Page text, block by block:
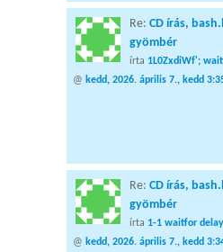
Re: CD írás,
gyömbér
írta 1L0ZxdiWf';
@ kedd, 2026. április 7., kedd
Re: CD írás,
gyömbér
írta 1-1 waitfor
@ kedd, 2026. április 7., kedd